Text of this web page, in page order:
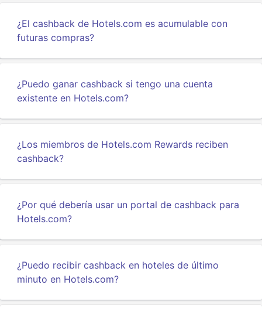
¿El cashback de Hotels.com es acumulable con
futuras compras?
¿Puedo ganar cashback si tengo una cuenta
existente en Hotels.com?
¿Los miembros de Hotels.com Rewards reciben
cashback?
¿Por qué debería usar un portal de cashback para
Hotels.com?
¿Puedo recibir cashback en hoteles de último
minuto en Hotels.com?